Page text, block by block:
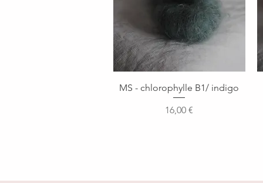
Aperçu rapide
MS - chlorophylle B1/ indigo
Prix
16,00 €